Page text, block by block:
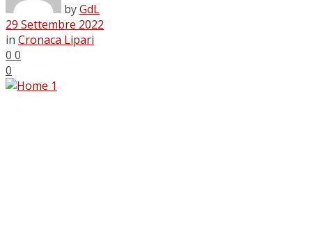
byGdL
29 Settembre 2022
in Cronaca Lipari
0 0
0